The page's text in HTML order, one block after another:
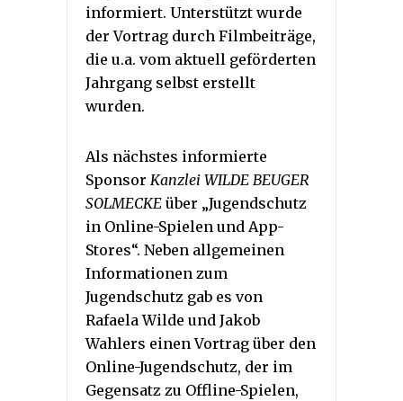
informiert. Unterstützt wurde
der Vortrag durch Filmbeiträge,
die u.a. vom aktuell geförderten
Jahrgang selbst erstellt
wurden.
Als nächstes informierte
Sponsor Kanzlei WILDE BEUGER
SOLMECKE über „Jugendschutz
in Online-Spielen und App-
Stores“. Neben allgemeinen
Informationen zum
Jugendschutz gab es von
Rafaela Wilde und Jakob
Wahlers einen Vortrag über den
Online-Jugendschutz, der im
Gegensatz zu Offline-Spielen,